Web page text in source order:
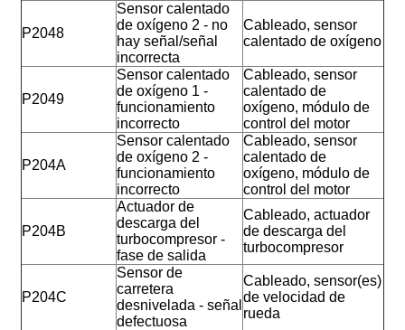
P2048
Sensor calentado
de oxígeno 2 - no
hay señal/señal
incorrecta
Cableado, sensor
calentado de oxígeno
P2049
Sensor calentado
de oxígeno 1 -
funcionamiento
incorrecto
Cableado, sensor
calentado de
oxígeno, módulo de
control del motor
P204A
Sensor calentado
de oxígeno 2 -
funcionamiento
incorrecto
Cableado, sensor
calentado de
oxígeno, módulo de
control del motor
P204B
Actuador de
descarga del
turbocompresor -
fase de salida
Cableado, actuador
de descarga del
turbocompresor
P204C
Sensor de
carretera
desnivelada - señal
defectuosa
Cableado, sensor(es)
de velocidad de
rueda